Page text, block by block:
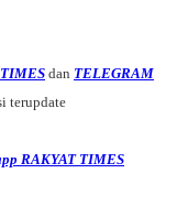
dan TELEGRAM
terupdate
RAKYAT TIMES